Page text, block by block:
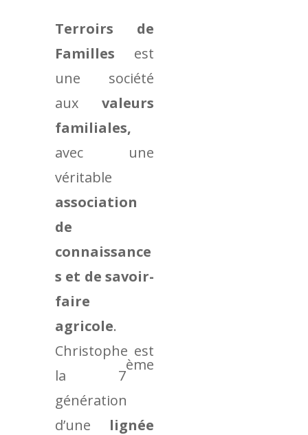
Terroirs de
Familles est
une société
aux valeurs
familiales,
avec une
véritable
association
de
connaissance
s et de savoir-
faire
agricole.
Christophe est
la 7
ème
génération
d’une lignée